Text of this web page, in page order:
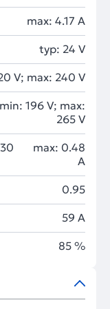
max: 4.17 A
typ: 24 V
V; max: 240 V
min: 196 V; max:
265 V
max: 0.48
A
0.95
59 A
85 %